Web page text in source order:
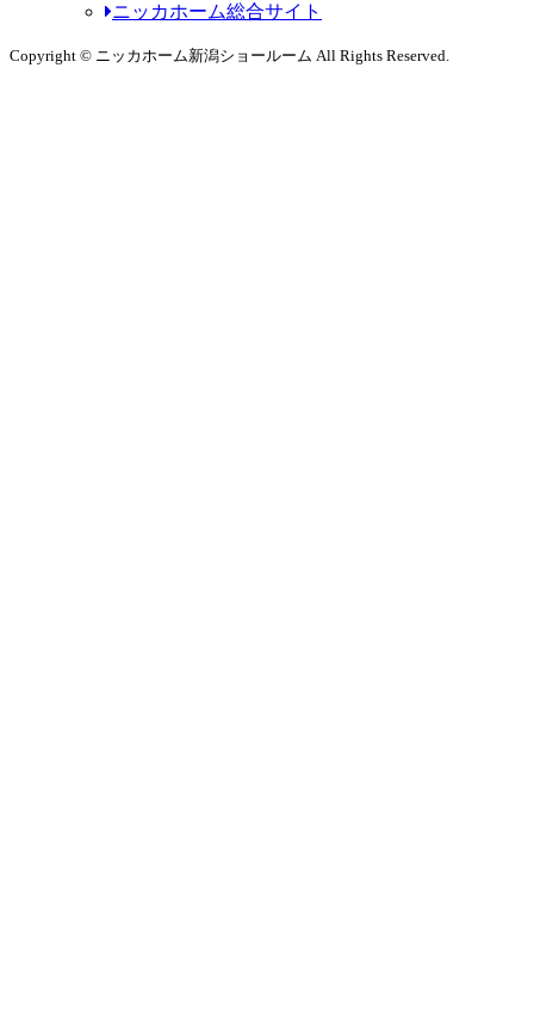
ニッカホーム総合サイト
Copyright © ニッカホーム新潟ショールーム All Rights Reserved.